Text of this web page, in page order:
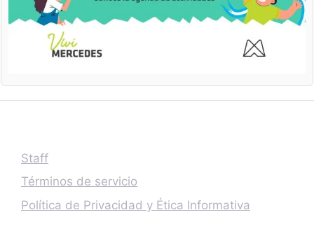
Staff
Términos de servicio
Política de Privacidad y Ética Informativa